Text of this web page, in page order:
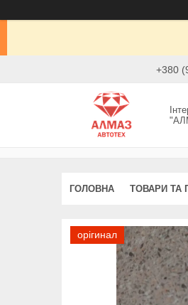
+380
ГОЛОВНА ТОВАРИ ТА
орігинал